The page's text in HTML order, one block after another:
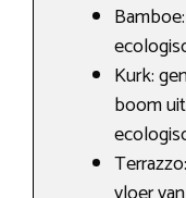
Kurk:
boom